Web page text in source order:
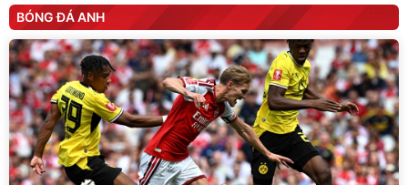
BÓNG ĐÁ ANH